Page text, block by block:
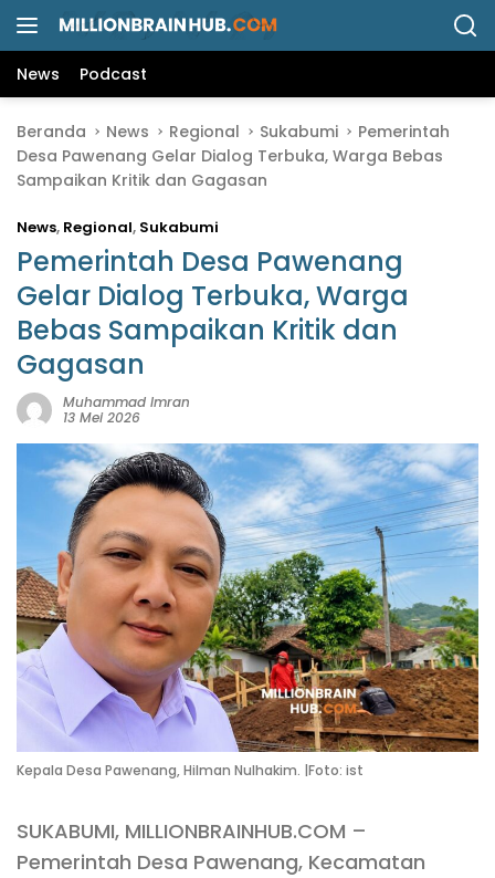
News Podcast
Beranda News Regional Sukabumi
Pemerintah
Desa Pawenang Gelar Dialog Terbuka, Warga Bebas
Sampaikan Kritik dan Gagasan
News, Regional, Sukabumi
Pemerintah Desa Pawenang
Gelar Dialog Terbuka, Warga
Bebas Sampaikan Kritik dan
Gagasan
Muhammad Imran
13 Mei 2026
Kepala Desa Pawenang, Hilman Nulhakim. |Foto: ist
SUKABUMI, MILLIONBRAINHUB.COM –
Pemerintah Desa Pawenang, Kecamatan